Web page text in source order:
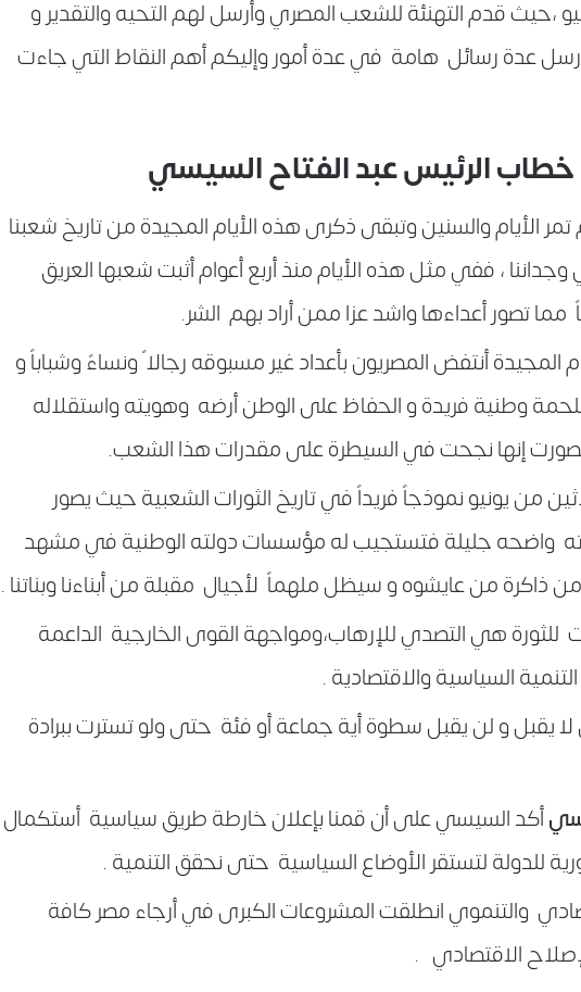
،حيث قدم التهنئة للشعب المصري وأرسل لهم التحيه والتقدير و
عدة رسائل هامة في عدة أمور وإليكم أهم النقاط التي جاءت
الرئيس عبد الفتاح السيسي
الأيام والسنين وتبقى ذكرى هذه الأيام المجيدة من تاريخ شعبنا
، ففي مثل هذه الأيام منذ أربع أعوام أثبت شعبها العريق
مما تصور أعداءها واشد عزا ممن أراد بهم الشر.
أنتفض المصريون بأعداد غير مسبوقه رجالا ً ونساءً وشباباً و
وطنية فريدة و الحفاظ على الوطن أرضه وهويته واستقلاله
إنها نجحت في السيطرة على مقدرات هذا الشعب.
من يونيو نموذجاً فريداً في تاريخ الثورات الشعبية حيث يصور
واضحه جليلة فتستجيب له مؤسسات دولته الوطنية في مشهد
ذاكرة من عايشوه و سيظل ملهماً لأجيال مقبلة من أبناءنا وبناتنا .
للثورة هي التصدي للإرهاب،ومواجهة القوى الخارجية الداعمة
السياسية والاقتصادية .
يقبل و لن يقبل سطوة أية جماعة أو فئة حتى ولو تسترت ببرادة
أكد السيسي على أن قمنا بإعلان خارطة طريق سياسية أستكمال
للدولة لتستقر الأوضاع السياسية حتى نحقق التنمية .
والتنموي انطلقت المشروعات الكبرى في أرجاء مصر كافة
الاقتصادي .